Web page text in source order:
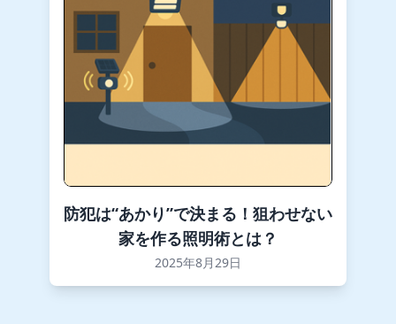
防犯は“あかり”で決まる！狙わせない
家を作る照明術とは？
2025年8月29日